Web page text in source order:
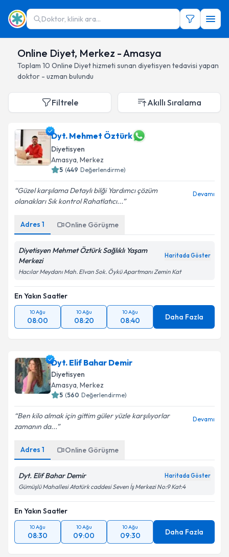
Doktor, klinik ara...
Online Diyet, Merkez - Amasya
Toplam 10 Online Diyet hizmeti sunan diyetisyen tedavisi yapan
doktor - uzman bulundu
Filtrele Akıllı Sıralama
Dyt. Mehmet Öztürk
Diyetisyen
Amasya, Merkez
5 (449 Değerlendirme)
Güzel karşılama Detaylı bilği Yardımcı çözüm
olanakları Sık kontrol Rahatlatıcı...
Devamı
Adres 1 Online Görüşme
Diyetisyen Mehmet Öztürk Sağlıklı Yaşam
Merkezi
Haritada Göster
Hacılar Meydanı Mah. Elvan Sok. Öykü Apartmanı Zemin Kat
En Yakın Saatler
10 Ağu
08:00
10 Ağu
08:20
10 Ağu
08:40 Daha Fazla
Dyt. Elif Bahar Demir
Diyetisyen
Amasya, Merkez
5 (560 Değerlendirme)
Ben kilo almak için gittim güler yüzle karşılıyorlar
zamanın da...
Devamı
Adres 1 Online Görüşme
Dyt. Elif Bahar Demir Haritada Göster
Gümüşlü Mahallesi Atatürk caddesi Seven İş Merkezi No:9 Kat:4
En Yakın Saatler
10 Ağu
08:30
10 Ağu
09:00
10 Ağu
09:30 Daha Fazla